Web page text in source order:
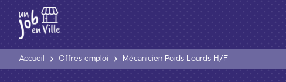
Accueil Offres emploi Mécanicien Poids Lourds H/F